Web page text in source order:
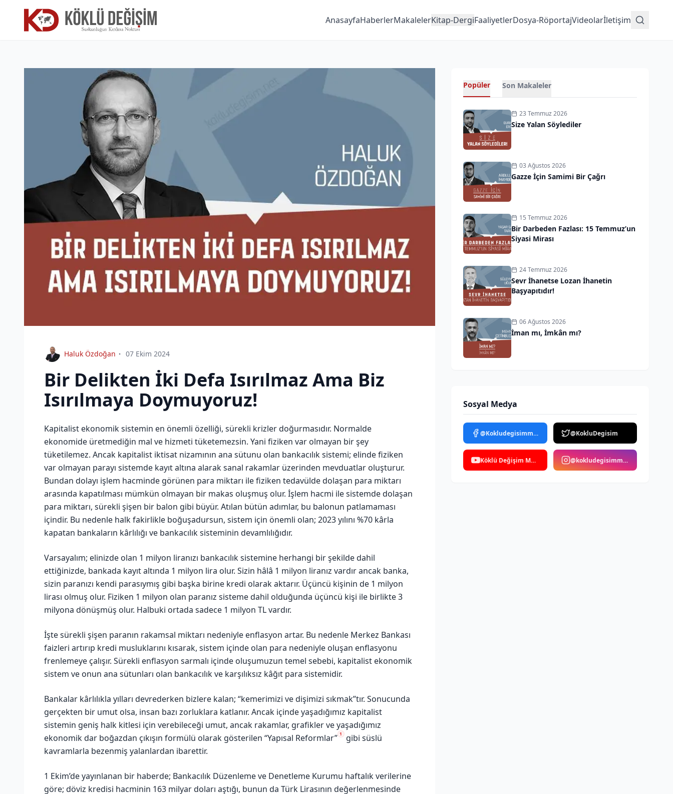
AnasayfaHaberlerMakalelerKitap-DergiFaaliyetlerDosya-RöportajVideolarİletişim
Haluk Özdoğan 07 Ekim 2024
Bir Delikten İki Defa Isırılmaz Ama Biz
Isırılmaya Doymuyoruz!
Kapitalist ekonomik sistemin en önemli özelliği, sürekli krizler doğurmasıdır. Normalde
ekonomide üretmediğin mal ve hizmeti tüketemezsin. Yani fiziken var olmayan bir şey
tüketilemez. Ancak kapitalist iktisat nizamının ana sütunu olan bankacılık sistemi; elinde fiziken
var olmayan parayı sistemde kayıt altına alarak sanal rakamlar üzerinden mevduatlar oluşturur.
Bundan dolayı işlem hacminde görünen para miktarı ile fiziken tedavülde dolaşan para miktarı
arasında kapatılması mümkün olmayan bir makas oluşmuş olur. İşlem hacmi ile sistemde dolaşan
para miktarı, sürekli şişen bir balon gibi büyür. Atılan bütün adımlar, bu balonun patlamaması
içindir. Bu nedenle halk fakirlikle boğuşadursun, sistem için önemli olan; 2023 yılını %70 kârla
kapatan bankaların kârlılığı ve bankacılık sisteminin devamlılığıdır.
Varsayalım; elinizde olan 1 milyon liranızı bankacılık sistemine herhangi bir şekilde dahil
ettiğinizde, bankada kayıt altında 1 milyon lira olur. Sizin hâlâ 1 milyon liranız vardır ancak banka,
sizin paranızı kendi parasıymış gibi başka birine kredi olarak aktarır. Üçüncü kişinin de 1 milyon
lirası olmuş olur. Fiziken 1 milyon olan paranız sisteme dahil olduğunda üçüncü kişi ile birlikte 3
milyona dönüşmüş olur. Halbuki ortada sadece 1 milyon TL vardır.
İşte sürekli şişen paranın rakamsal miktarı nedeniyle enflasyon artar. Bu nedenle Merkez Bankası
faizleri artırıp kredi musluklarını kısarak, sistem içinde olan para nedeniyle oluşan enflasyonu
frenlemeye çalışır. Sürekli enflasyon sarmalı içinde oluşumuzun temel sebebi, kapitalist ekonomik
sistem ve onun ana sütunları olan bankacılık ve karşılıksız kâğıt para sistemidir.
Bankalar kârlılıkla yılları devrederken bizlere kalan; “kemerimizi ve dişimizi sıkmak”tır. Sonucunda
gerçekten bir umut olsa, insan bazı zorluklara katlanır. Ancak içinde yaşadığımız kapitalist
sistemin geniş halk kitlesi için verebileceği umut, ancak rakamlar, grafikler ve yaşadığımız
ekonomik dar boğazdan çıkışın formülü olarak gösterilen “Yapısal Reformlar” 1 gibi süslü
kavramlarla bezenmiş yalanlardan ibarettir.
1 Ekim’de yayınlanan bir haberde; Bankacılık Düzenleme ve Denetleme Kurumu haftalık verilerine
göre; döviz kredisi hacminin 163 milyar doları aştığı, bunun da Türk Lirasının değerlenmesinde
Popüler Son Makaleler
23 Temmuz 2026
Size Yalan Söylediler
03 Ağustos 2026
Gazze İçin Samimi Bir Çağrı
15 Temmuz 2026
Bir Darbeden Fazlası: 15 Temmuz’un
Siyasi Mirası
24 Temmuz 2026
Sevr İhanetse Lozan İhanetin
Başyapıtıdır!
06 Ağustos 2026
İman mı, İmkân mı?
Sosyal Medya
@Kokludegisimmedya @KokluDegisim
Köklü Değişim Medya @kokludegisimmedya